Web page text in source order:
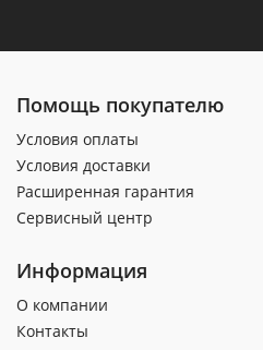
Помощь покупателю
Условия оплаты
Условия доставки
Расширенная гарантия
Сервисный центр
Информация
О компании
Контакты